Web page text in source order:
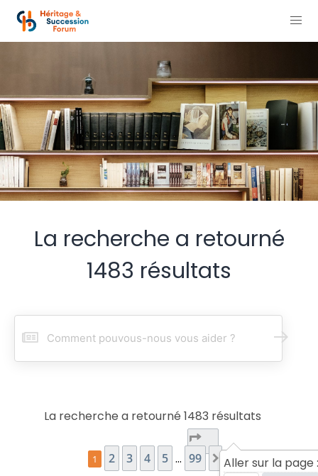
La recherche a retourné
1483 résultats
R
e
r
La recherche a retourné 1483 résultats
Page1sur99
Aller sur la page
1 2 3 4 5 … 99 Suivant